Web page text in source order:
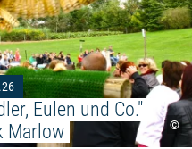
©
Eulen und Co."
Marlow